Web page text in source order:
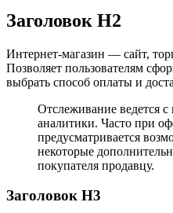
Заголовок H2
Интернет-магазин — сайт,
Позволяет пользователям
выбрать способ оплаты и
Отслеживание ведется
аналитики. Часто при
предусматривается
некоторые
покупателя продавцу.
Заголовок H3